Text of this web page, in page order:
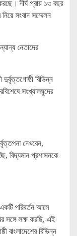
দীর্ঘ প্রায় ১৩ বছর
নিয়ে সংবাদ সম্মেলন
নেতাদের
বিভিন্ন
সংখ্যালঘুদের
দেখবেন,
বিদ্যমান প্রশাসনকে
পরিবর্তন আসে
সঙ্গে লক্ষ করছি, এই
বাংলাদেশের বিভিন্ন